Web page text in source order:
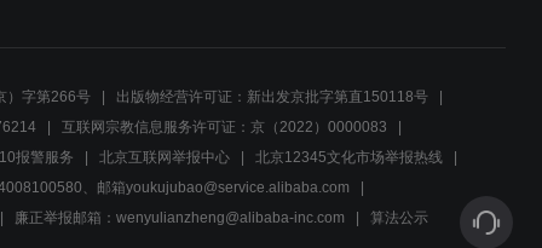
）字第266号
出版物经营许可证：新出发京批字第直150118号
互联网宗教信息服务许可证：京（2022）0000083
报警服务 北京互联网举报中心
北京12345文化市场举报热线
、邮箱youkujubao@service.alibaba.com
廉正举报邮箱：wenyulianzheng@alibaba-inc.com 算法公示